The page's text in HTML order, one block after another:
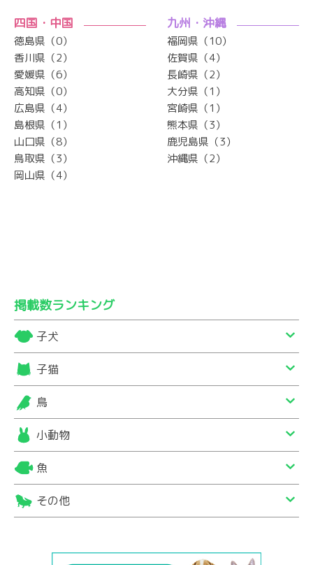
四国・中国
徳島県（0）
香川県（2）
愛媛県（6）
高知県（0）
広島県（4）
島根県（1）
山口県（8）
鳥取県（3）
岡山県（4）
九州・沖縄
福岡県（10）
佐賀県（4）
長崎県（2）
大分県（1）
宮崎県（1）
熊本県（3）
鹿児島県（3）
沖縄県（2）
掲載数ランキング
子犬
子猫
鳥
小動物
魚
その他